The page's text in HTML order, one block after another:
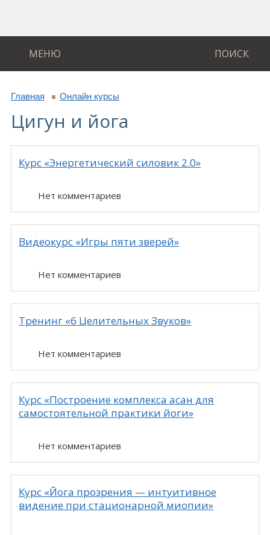
МЕНЮ ПОИСК
Главная Онлайн курсы
Цигун и йога
Курс «Энергетический силовик 2.0»
Нет комментариев
Видеокурс «Игры пяти зверей»
Нет комментариев
Тренинг «6 Целительных Звуков»
Нет комментариев
Курс «Построение комплекса асан для
самостоятельной практики йоги»
Нет комментариев
Курс «Йога прозрения — интуитивное
видение при стационарной миопии»